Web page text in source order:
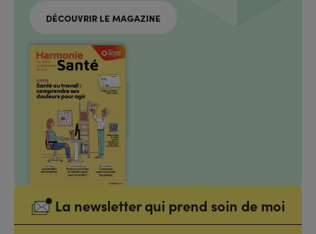
DÉCOUVRIR LE MAGAZINE
La newsletter qui prend soin de moi